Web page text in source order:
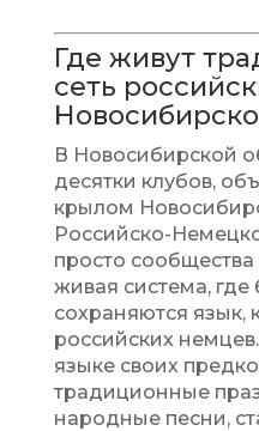
Где живут
сеть
В Новосибирской
десятки клубов,
крылом
Российско-
просто
живая система,
сохраняются язык,
российских
языке своих
традиционные
народные песни,